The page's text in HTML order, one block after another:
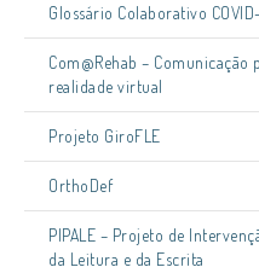
Glossário Colaborativo
Com@Rehab –
realidade virtual
Projeto GiroFLE
OrthoDef
PIPALE – Projeto de
da Leitura e da Escrita